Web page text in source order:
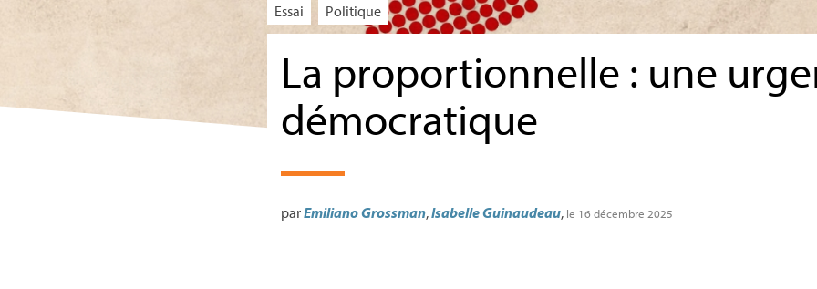
Essai Politique
La proportionnelle : une
démocratique
parEmiliano Grossman,Isabelle Guinaudeau, le 16 décembre 2025